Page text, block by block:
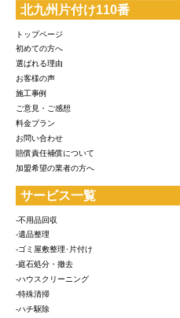
北九州片付け110番
トップページ
初めての方へ
選ばれる理由
お客様の声
施工事例
ご意見・ご感想
料金プラン
お問い合わせ
賠償責任補償について
加盟希望の業者の方へ
サービス一覧
-不用品回収
-遺品整理
-ゴミ屋敷整理･片付け
-庭石処分・撤去
-ハウスクリーニング
-特殊清掃
-ハチ駆除